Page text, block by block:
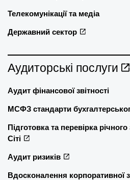
Телекомунікації та медіа
Державний сектор
Аудиторські послуги
Аудит фінансової звітності
МСФЗ стандарти
Підготовка та перевірка
Сіті
Аудит ризиків
Вдосконалення корпоративної